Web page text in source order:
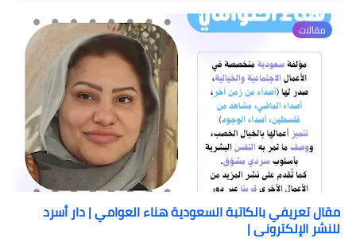
مقالات
مقال تعريفي بالكاتبة السعودية هناء العوامي | دار أسرد
للنشر الإلكتروني |